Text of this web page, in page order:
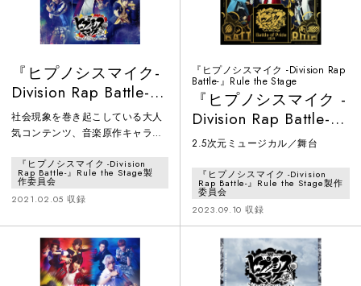
『ヒプノシスマイク-
Division Rap Battle-』
Rule the Stage -
track.4-
社会現象を巻き起こしている大人
気コンテンツ、音楽原作キャラク
シスマイク -Division Rap Battle-』
を舞台化！第4弾はイケブクロ・
ディビジョン“Buster Bros!!!“、ヨ
TRIGGER CREW“、シブヤ・ディ
ビジョン“Fling Posse”、シンジュ
ク・ディビジョン“麻天狼”の4つ
のディビジョンが揃い踏みする初
『ヒプノシスマイク -Division
Rap Battle-』Rule the Stage製
作委員会
2021.02.05 収録
『ヒプノシスマイク -Division Rap
Battle-』Rule the Stage
『ヒプノシスマイク -
Division Rap Battle-』
Rule the Stage -Battle
2.5次元ミュージカル／舞台
『ヒプノシスマイク -Division
Rap Battle-』Rule the Stage製作
委員会
2023.09.10 収録